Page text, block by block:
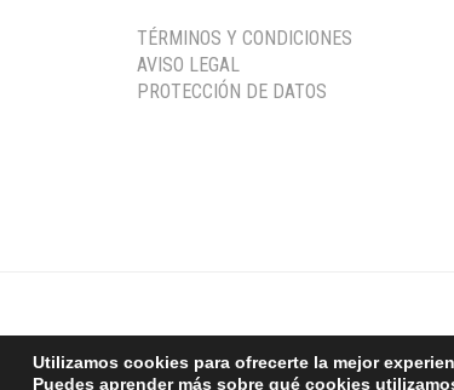
TÉRMINOS Y CONDICIONES
AVISO LEGAL
PROTECCIÓN DE DATOS
Utilizamos cookies para ofrecerte la mejor
Puedes aprender más sobre qué cookies